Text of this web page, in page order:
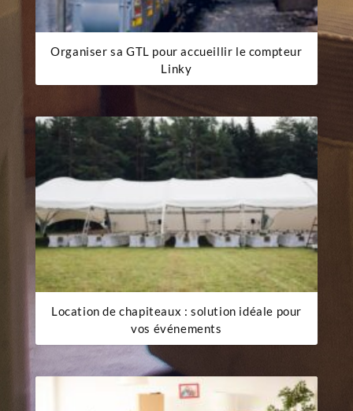
Organiser sa GTL pour accueillir le compteur
Linky
Location de chapiteaux : solution idéale pour
vos événements